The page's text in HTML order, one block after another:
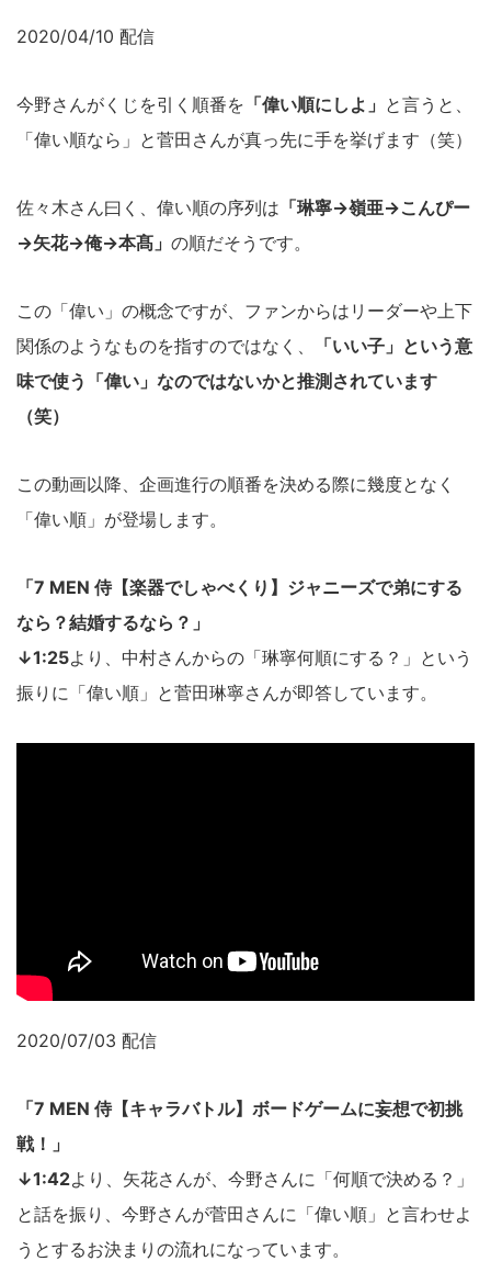
2020/04/10 配信
今野さんがくじを引く順番を 「偉い順にしよ」 と言うと、
「偉い順なら」と菅田さんが真っ先に手を挙げます（笑）
佐々木さん曰く、偉い順の序列は 「琳寧→嶺亜→こんぴー
→矢花→俺→本髙」 の順だそうです。
この「偉い」の概念ですが、ファンからはリーダーや上下
関係のようなものを指すのではなく、
「いい子」という意
味で使う「偉い」なのではないかと推測されています
（笑）
この動画以降、企画進行の順番を決める際に幾度となく
「偉い順」が登場します。
「7 MEN 侍【楽器でしゃべくり】ジャニーズで弟にする
なら？結婚するなら？」
↓1:25より、中村さんからの「琳寧何順にする？」という
振りに「偉い順」と菅田琳寧さんが即答しています。
2020/07/03 配信
「7 MEN 侍【キャラバトル】ボードゲームに妄想で初挑
戦！」
↓1:42より、矢花さんが、今野さんに「何順で決める？」
と話を振り、今野さんが菅田さんに「偉い順」と言わせよ
うとするお決まりの流れになっています。